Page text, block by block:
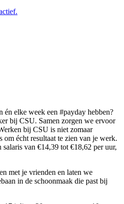
én elke week een #payday hebben?
bij CSU. Samen zorgen we ervoor
bij CSU is niet zomaar
om écht resultaat te zien van je werk.
van €14,39 tot €18,62 per uur,
met je vrienden en laten we
in de schoonmaak die past bij